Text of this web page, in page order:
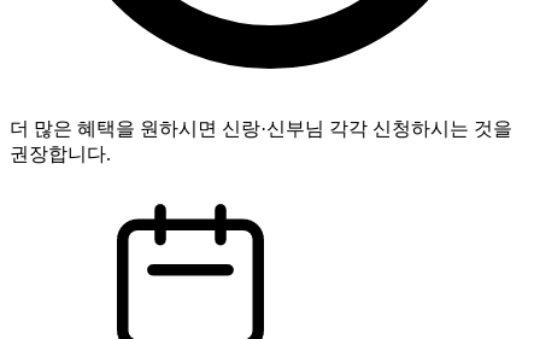
더 많은 혜택을 원하시면 신랑·신부님 각각 신청하시는 것을
권장합니다.